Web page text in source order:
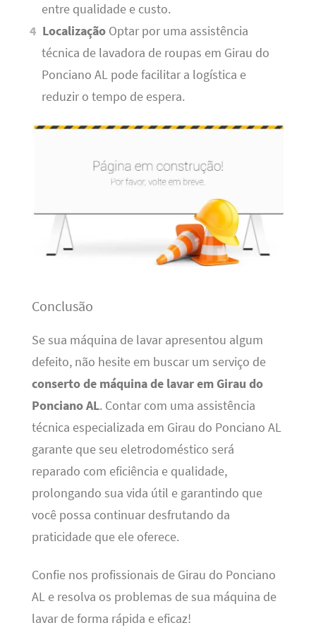
entre qualidade e custo.
Localização Optar por uma assistência
técnica de lavadora de roupas em Girau do
Ponciano AL pode facilitar a logística e
reduzir o tempo de espera.
Conclusão
Se sua máquina de lavar apresentou algum
defeito, não hesite em buscar um serviço de
conserto de máquina de lavar em Girau do
Ponciano AL. Contar com uma assistência
técnica especializada em Girau do Ponciano AL
garante que seu eletrodoméstico será
reparado com eficiência e qualidade,
prolongando sua vida útil e garantindo que
você possa continuar desfrutando da
praticidade que ele oferece.
Confie nos profissionais de Girau do Ponciano
AL e resolva os problemas de sua máquina de
lavar de forma rápida e eficaz!